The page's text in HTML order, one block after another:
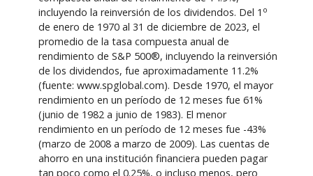
incluyendo la reinversión de los dividendos. Del 1 o
de enero de 1970 al 31 de diciembre de 2023, el
promedio de la tasa compuesta anual de
rendimiento de S&P 500®, incluyendo la reinversión
de los dividendos, fue aproximadamente 11.2%
(fuente: www.spglobal.com). Desde 1970, el mayor
rendimiento en un período de 12 meses fue 61%
(junio de 1982 a junio de 1983). El menor
rendimiento en un período de 12 meses fue -43%
(marzo de 2008 a marzo de 2009). Las cuentas de
ahorro en una institución financiera pueden pagar
tan poco como el 0.25%, o incluso menos, pero